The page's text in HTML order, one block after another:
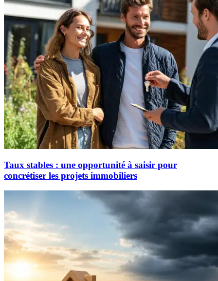
Taux stables : une opportunité à saisir pour
concrétiser les projets immobiliers